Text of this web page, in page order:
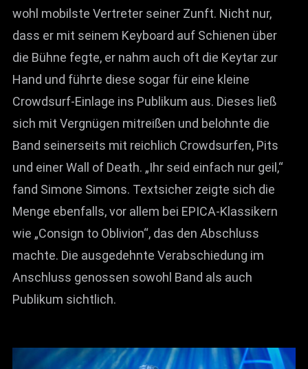
wohl mobilste Vertreter seiner Zunft. Nicht nur,
dass er mit seinem Keyboard auf Schienen über
die Bühne fegte, er nahm auch oft die Keytar zur
Hand und führte diese sogar für eine kleine
Crowdsurf-Einlage ins Publikum aus. Dieses ließ
sich mit Vergnügen mitreißen und belohnte die
Band seinerseits mit reichlich Crowdsurfen, Pits
und einer Wall of Death. „Ihr seid einfach nur geil,“
fand Simone Simons. Textsicher zeigte sich die
Menge ebenfalls, vor allem bei EPICA-Klassikern
wie „Consign to Oblivion“, das den Abschluss
machte. Die ausgedehnte Verabschiedung im
Anschluss genossen sowohl Band als auch
Publikum sichtlich.